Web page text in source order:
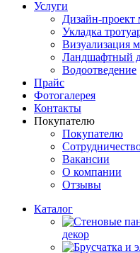
Услуги
Дизайн-
Укладка
Визуализация
Ландшафтный
Водоотведение
Прайс
Фотогалерея
Контакты
Покупателю
Покупателю
Вакансии
О компании
Отзывы
Каталог
декор